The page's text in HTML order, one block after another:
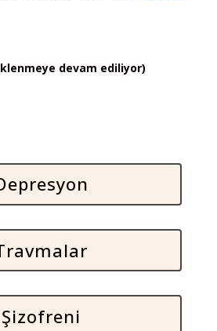
devam ediliyor)
Şizofreni